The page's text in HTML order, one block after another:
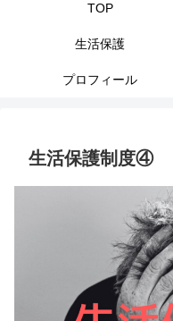
TOP
生活保護
プロフィール
生活保護制度④